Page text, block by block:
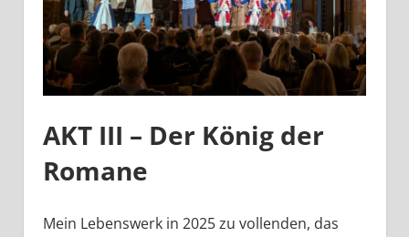
AKT III – Der König der
Romane
Mein Lebenswerk in 2025 zu vollenden, das